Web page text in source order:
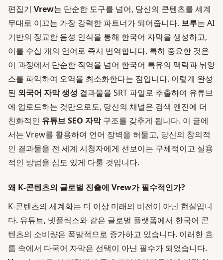
편집기 Vrew는 단순한 도구를 넘어, 당신의 콘텐츠를 세계
무대로 이끄는 가장 강력한 파트너가 되어줍니다. 브루는 AI
기반의 정교한 음성 인식을 통해 한국어 자막을 생성하고,
이를 수십 개의 언어로 즉시 번역합니다. 특히 중요한 것은
이 과정에서 단순한 직역을 넘어 한국어 특유의 맥락과 뉘앙
스를 파악하여 오역을 최소화한다는 점입니다. 이렇게 완성
된 외국어 자막 생성 결과물을 SRT 파일로 추출하여 유튜브
에 업로드하는 것만으로도, 당신의 채널은 검색 엔진에 더
친화적인 유튜브 SEO 자막구조를 갖추게 됩니다. 이 글에
서는 Vrew를 활용하여 언어 장벽을 허물고, 당신의 창의적
인 결과물을 전 세계 시청자에게 선보이는 구체적이고 실용
적인 방법을 심도 있게 다룰 것입니다.
왜 K-콘텐츠의 글로벌 진출에 Vrew가 필수적인가?
K-콘텐츠의 세계화는 더 이상 미래의 비전이 아닌 현실입니
다. 유튜브, 넷플릭스와 같은 글로벌 플랫폼에서 한국어 콘
텐츠의 소비량은 폭발적으로 증가하고 있습니다. 이러한 흐
름 속에서 다국어 자막은 선택이 아닌 필수가 되었습니다.